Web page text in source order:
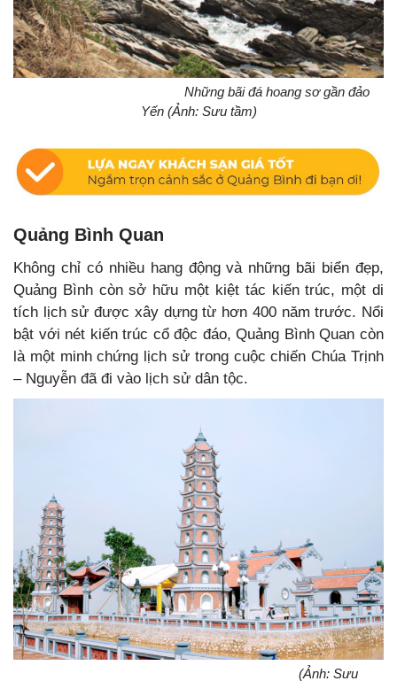
Những bãi đá hoang sơ gần đảo
Yến (Ảnh: Sưu tầm)
Quảng Bình Quan
Không chỉ có nhiều hang động và những bãi biển đẹp,
Quảng Bình còn sở hữu một kiệt tác kiến trúc, một di
tích lịch sử được xây dựng từ hơn 400 năm trước. Nổi
bật với nét kiến trúc cổ độc đáo, Quảng Bình Quan còn
là một minh chứng lịch sử trong cuộc chiến Chúa Trịnh
– Nguyễn đã đi vào lịch sử dân tộc.
(Ảnh: Sưu